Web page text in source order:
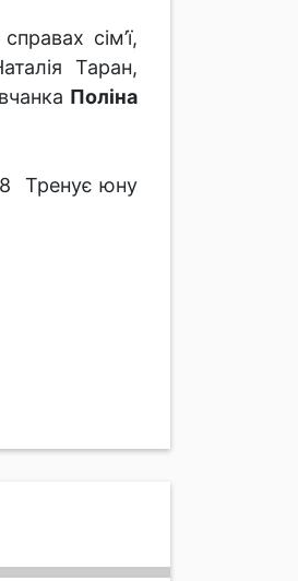
сім’ї,
Таран,
Поліна
8 Тренує юну